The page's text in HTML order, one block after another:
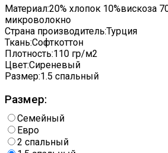
Материал:20% хлопок 10%вискоза
микроволокно
Страна производитель:Турция
Ткань:Софткоттон
Плотность:110 гр/м2
Цвет:Сиреневый
Размер:1.5 спальный
Размер:
Семейный
Евро
2 спальный